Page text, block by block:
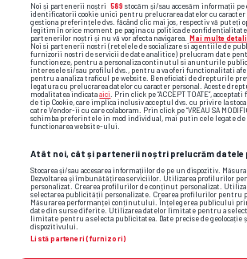
Noi și partenerii noștri 589 stocăm și/sau accesăm informații
identificatorii cookie unici pentru prelucrarea datelor cu caracter
gestiona preferințele dvs. făcând clic mai jos, respectiv vă
legitim în orice moment pe pagina cu politica de
partenerilor noștri și nu vă vor afecta navigarea. Mai multe
Noi si partenerii nostri (retelele de socializare si agentiile de
furnizorii nostri de servicii de date analitice) prelucram date
functioneze, pentru a personaliza continutul si anunturile
interesele si/sau profilul dvs., pentru a va oferi functionalitati
pentru a analiza traficul pe website. Beneficiati de drepturile
legatura cu prelucrarea datelor cu caracter personal. Aceste
modalitatea indicataaici
. Prin click pe “ACCEPT TOATE”,
de tip Cookie, care implica inclusiv acceptul dvs. cu privire la
catre Vendor-ii cu care colaboram. Prin click pe “VREAU SA
schimba preferintele in mod individual, mai putin cele legate de
functionarea website-ului.
Atât noi, cât și partenerii noștri prelucrăm datele
Stocarea și/sau accesarea informațiilor de pe un dispozitiv.
Dezvoltarea și îmbunătățirea serviciilor. Utilizarea profilurilor
personalizat. Crearea profilurilor de conținut personalizat.
selectarea publicității personalizate. Crearea profilurilor pentru
Măsurarea performanței conținutului. Înțelegerea publicului
date din surse diferite. Utilizarea datelor limitate pentru a
limitate pentru a selecta publicitatea. Date precise de geolocație
dispozitivului.
Listă parteneri (furnizori)